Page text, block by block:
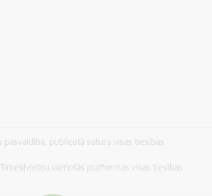
pašvaldība, publicētā satura visas tiesības
Tīmekļvietņu vienotās platformas visas tiesības